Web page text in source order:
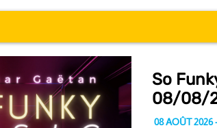
So
08/08/
08 AOÛT 2026